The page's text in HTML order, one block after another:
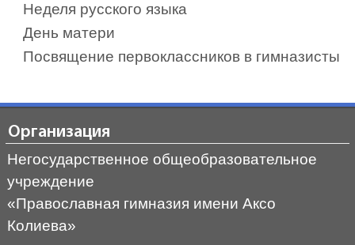
Неделя русского языка
День матери
Посвящение первоклассников в гимназисты
Организация
Негосударственное общеобразовательное
учреждение
«Православная гимназия имени Аксо
Колиева»